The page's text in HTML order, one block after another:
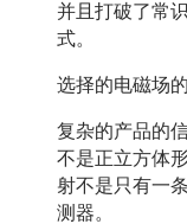
并且打破了常
式。
选择的电磁场
复杂的产品的
不是正立方体
射不是只有一
测器。